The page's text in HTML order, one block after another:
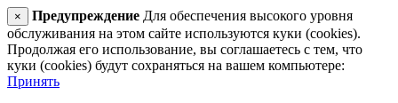
× Предупреждение Для обеспечения высокого уровня
обслуживания на этом сайте используются куки (cookies).
Продолжая его использование, вы соглашаетесь с тем, что
куки (cookies) будут сохраняться на вашем компьютере:
Принять